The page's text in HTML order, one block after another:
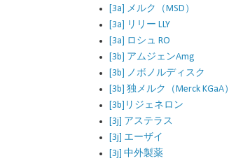
[3a] メルク（MSD）
[3a] リリー LLY
[3a] ロシュ RO
[3b] アムジェンAmg
[3b] ノボノルディスク
[3b] 独メルク（Merck KGaA）
[3b]リジェネロン
[3j] アステラス
[3j] エーザイ
[3j] 中外製薬